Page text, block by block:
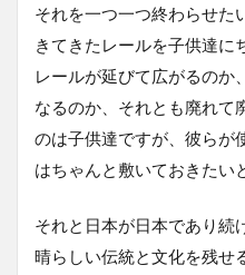
それを一つ一つ終わらせた
きてきたレールを子供達に
レールが延びて広がるのか
なるのか、それとも廃れて
のは子供達ですが、彼らが
はちゃんと敷いておきたい
それと日本が日本であり続
晴らしい伝統と文化を残せ